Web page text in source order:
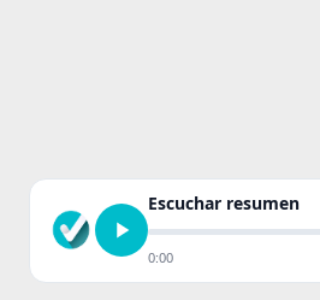
Escuchar resumen
0:00